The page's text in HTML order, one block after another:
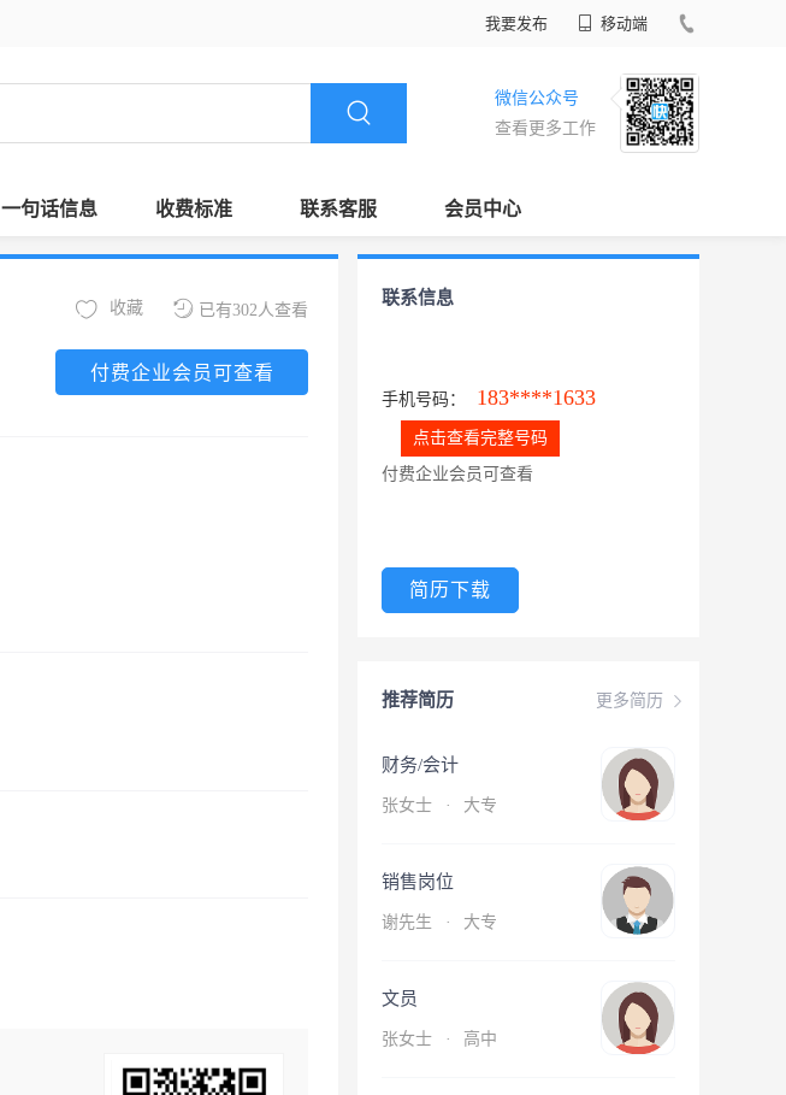
我要发布 移动端
微信公众号
查看更多工作
一句话信息 收费标准 联系客服 会员中心
已有302人查看
收藏
付费企业会员可查看
联系信息
手机号码： 183****1633
点击查看完整号码
付费企业会员可查看
简历下载
更多简历
推荐简历
财务/会计
张女士 · 大专
销售岗位
谢先生 · 大专
文员
张女士 · 高中